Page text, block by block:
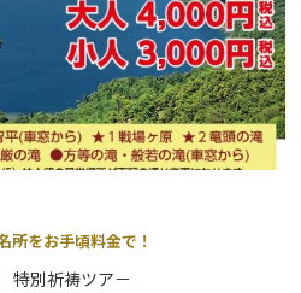
所をお手頃料金で！
別祈祷ツア－